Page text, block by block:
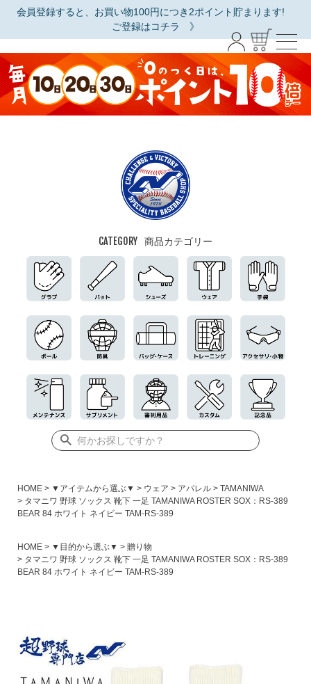
会員登録すると、お買い物100円につき2ポイント貯まります!
ご登録はコチラ 》
CATEGORY 商品カテゴリー
HOME ▼アイテムから選ぶ▼ ウェア アパレル
TAMANIWA
タマニワ 野球 ソックス 靴下 一足 TAMANIWA ROSTER SOX：RS-389
BEAR 84 ホワイト ネイビー TAM-RS-389
HOME ▼目的から選ぶ▼
贈り物
タマニワ 野球 ソックス 靴下 一足 TAMANIWA ROSTER SOX：RS-389
BEAR 84 ホワイト ネイビー TAM-RS-389